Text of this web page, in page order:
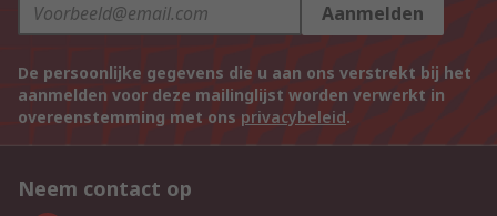
Aanmelden
De persoonlijke gegevens die u aan ons verstrekt bij het
aanmelden voor deze mailinglijst worden verwerkt in
overeenstemming met ons privacybeleid.
Neem contact op